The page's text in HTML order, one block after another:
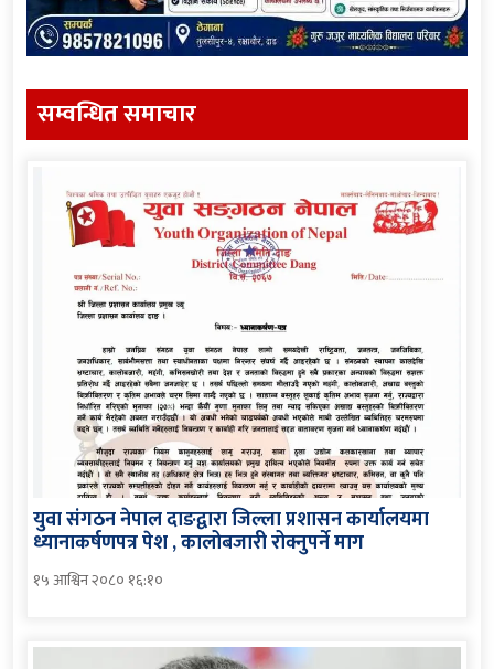
सम्वन्धित समाचार
युवा संगठन नेपाल दाङद्वारा जिल्ला प्रशासन कार्यालयमा
ध्यानाकर्षणपत्र पेश , कालोबजारी रोक्नुपर्ने माग
१५ आश्विन २०८० १६:१०